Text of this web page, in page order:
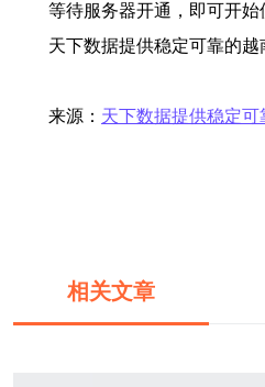
等待服务器开通，即可开始
天下数据提供稳定可靠的
来源： 天下数据提供稳定
相关文章